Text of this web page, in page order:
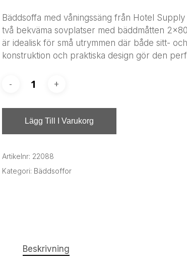
Bäddsoffa med våningssäng från Hotel
två bekväma sovplatser med bäddmåtten
är idealisk för små utrymmen där både sitt-
konstruktion och praktiska design gör den
Lägg Till I Varukorg
Artikelnr: 22088
Kategori: Bäddsoffor
Beskrivning